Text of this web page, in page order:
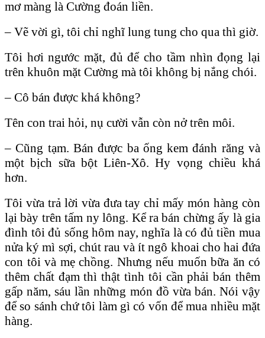
mơ màng là Cường đoán liền.
– Vẽ vời gì, tôi chỉ nghĩ lung tung cho qua thì giờ.
Tôi hơi ngước mặt, đủ để cho tầm nhìn đọng lại
trên khuôn mặt Cường mà tôi không bị nắng chói.
– Cô bán được khá không?
Tên con trai hỏi, nụ cười vẫn còn nở trên môi.
– Cũng tạm. Bán được ba ống kem đánh răng và
một bịch sữa bột Liên-Xô. Hy vọng chiều khá
hơn.
Tôi vừa trả lời vừa đưa tay chỉ mấy món hàng còn
lại bày trên tấm ny lông. Kể ra bán chừng ấy là gia
đình tôi đủ sống hôm nay, nghĩa là có đủ tiền mua
nửa ký mì sợi, chút rau và ít ngô khoai cho hai đứa
con tôi và mẹ chồng. Nhưng nếu muốn bữa ăn có
thêm chất đạm thì thật tình tôi cần phải bán thêm
gấp năm, sáu lần những món đồ vừa bán. Nói vậy
để so sánh chứ tôi làm gì có vốn để mua nhiều mặt
hàng.